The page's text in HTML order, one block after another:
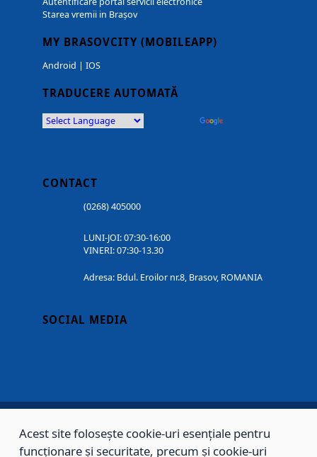
Starea vremii in Brașov
MY BRASOVCITY (MOBILEAPP)
Android | IOS
TRADUCERE AUTOMATĂ
CONTACT
(0268) 405000
LUNI-JOI: 07:30-16:00
VINERI: 07:30-13.30
Adresa: Bdul. Eroilor nr.8, Brasov, ROMANIA
SOCIAL MEDIA
Copyright © 2002 - 2026 - PRIMĂRIA MUNICIPIULUI BRAȘOV, toate drepturile
Acest site folosește cookie-uri esențiale pentru
funcționare și securitate, precum și cookie-uri